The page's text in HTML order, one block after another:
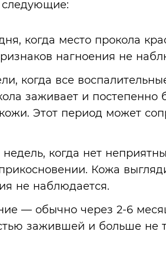
следующие:
когда место прокола
нагноения не
когда все
заживает и постепенно
Этот период может
когда нет
Кожа
не наблюдается.
— обычно через 2-6
зажившей и больше не